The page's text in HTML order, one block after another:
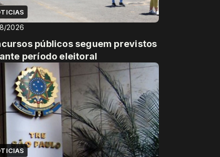
2026
públicos seguem previstos
período eleitoral